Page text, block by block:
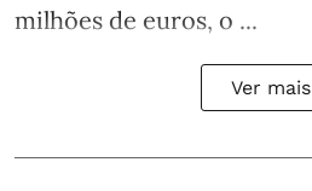
milhões de euros, o ...
Ver mais